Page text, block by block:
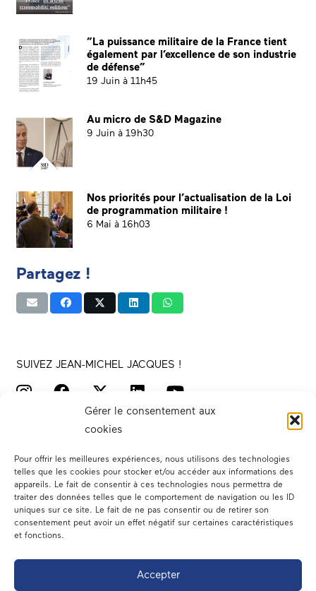
Gérer le consentement aux
cookies
Pour offrir les meilleures expériences, nous utilisons des technologies
telles que les cookies pour stocker et/ou accéder aux informations des
appareils. Le fait de consentir à ces technologies nous permettra de
traiter des données telles que le comportement de navigation ou les ID
uniques sur ce site. Le fait de ne pas consentir ou de retirer son
consentement peut avoir un effet négatif sur certaines caractéristiques
et fonctions.
Accepter
“La puissance militaire de la France tient
également par l’excellence de son industrie
de défense”
19 Juin à 11h45
Au micro de S&D Magazine
9 Juin à 19h30
Nos priorités pour l’actualisation de la Loi
de programmation militaire !
6 Mai à 16h03
Partagez !
SUIVEZ JEAN-MICHEL JACQUES !
Votre député
Dans les médias